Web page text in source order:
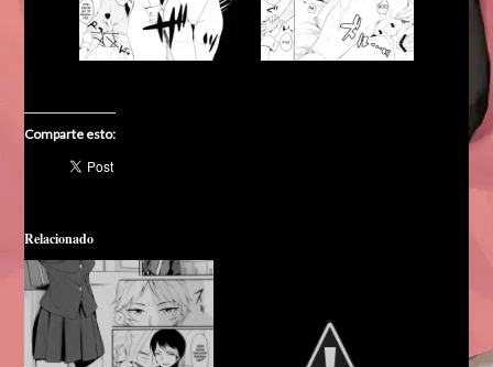
Comparte esto:
Relacionado